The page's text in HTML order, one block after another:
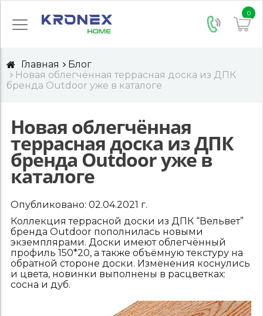
0
Главная
Блог
Новая облегчённая террасная доска из ДПК
бренда Outdoor уже в каталоге
Новая облегчённая
террасная доска из ДПК
бренда Outdoor уже в
каталоге
Опубликовано:02.04.2021 г.
Коллекция террасной доски из ДПК “Вельвет”
бренда Outdoor пополнилась новыми
экземплярами. Доски имеют облегчённый
профиль 150*20, а также объёмную текстуру на
обратной стороне доски. Изменения коснулись
и цвета, новинки выполнены в расцветках:
сосна и дуб.